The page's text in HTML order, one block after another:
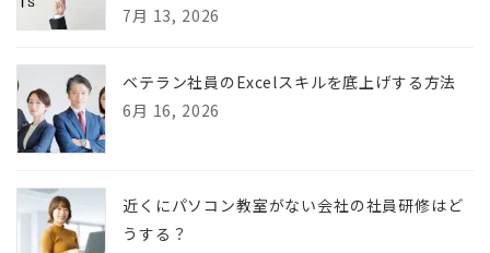
7月 13, 2026
ベテラン社員のExcelスキルを底上げする方法
6月 16, 2026
近くにパソコン教室がない会社の社員研修はど
うする？